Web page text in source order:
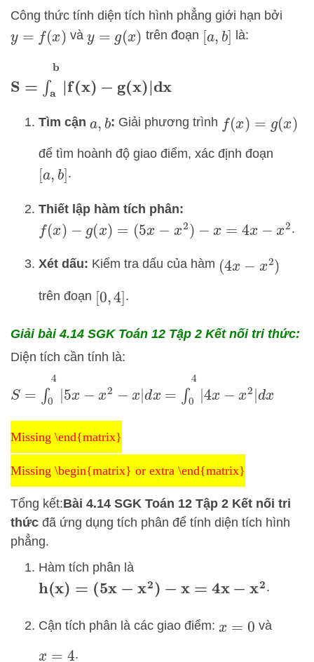
Công thức tính diện tích hình phẳng giới hạn bởi
y =f( x) vày =g (x) trên đoạn a, b] là:
|f
Tìm cận a, b: Giải phương trình f(x)= g( x)
để tìm hoành độ giao điểm, xác định đoạn
a, b .
Thiết lập hàm tích phân:
f(x)− g( x)=(5 x− x2) −x =4x −x2 .
Xét dấu: Kiểm tra dấu của hàm (4x−x 2)
trên đoạn 0,4 .
Giải bài 4.14 SGKToán 12 Tập 2 Kết nối tri thức:
Diện tích cần tính là:
|5 4|
Missing \end{matrix}
Missing \end{matrix}
Missing \begin{matrix} or extra \end{matrix}
Missing \begin{matrix} or extra \end{matrix}
Tổng kết:Bài 4.14 SGK Toán 12 Tập 2 Kết nối tri
thức đã ứng dụng tích phân để tính diện tích hình
phẳng.
Hàm tích phân là
h(x)= (5x−x2 )− x=4x− x2 .
Cận tích phân là các giao điểm: x=0 và
x=4 .